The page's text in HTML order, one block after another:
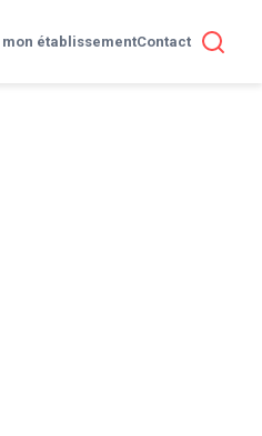
établissementContact